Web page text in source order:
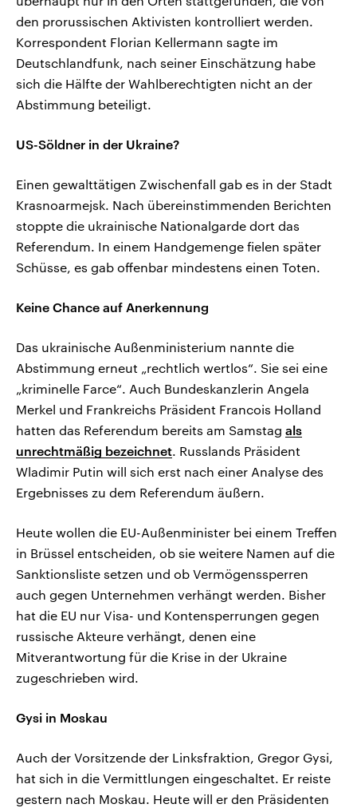
den prorussischen Aktivisten kontrolliert werden.
Korrespondent Florian Kellermann sagte im
Deutschlandfunk, nach seiner Einschätzung habe
sich die Hälfte der Wahlberechtigten nicht an der
Abstimmung beteiligt.
US-Söldner in der Ukraine?
Einen gewalttätigen Zwischenfall gab es in der Stadt
Krasnoarmejsk. Nach übereinstimmenden Berichten
stoppte die ukrainische Nationalgarde dort das
Referendum. In einem Handgemenge fielen später
Schüsse, es gab offenbar mindestens einen Toten.
Keine Chance auf Anerkennung
Das ukrainische Außenministerium nannte die
Abstimmung erneut „rechtlich wertlos“. Sie sei eine
„kriminelle Farce“. Auch Bundeskanzlerin Angela
Merkel und Frankreichs Präsident Francois Holland
hatten das Referendum bereits am Samstag als
unrechtmäßig bezeichnet. Russlands Präsident
Wladimir Putin will sich erst nach einer Analyse des
Ergebnisses zu dem Referendum äußern.
Heute wollen die EU-Außenminister bei einem Treffen
in Brüssel entscheiden, ob sie weitere Namen auf die
Sanktionsliste setzen und ob Vermögenssperren
auch gegen Unternehmen verhängt werden. Bisher
hat die EU nur Visa- und Kontensperrungen gegen
russische Akteure verhängt, denen eine
Mitverantwortung für die Krise in der Ukraine
zugeschrieben wird.
Gysi in Moskau
Auch der Vorsitzende der Linksfraktion, Gregor Gysi,
hat sich in die Vermittlungen eingeschaltet. Er reiste
gestern nach Moskau. Heute will er den Präsidenten